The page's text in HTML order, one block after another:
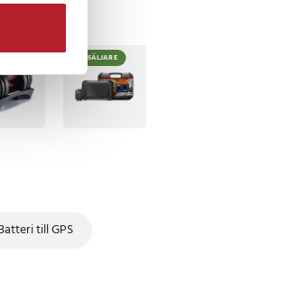
BÄSTSÄLJARE
till GPS